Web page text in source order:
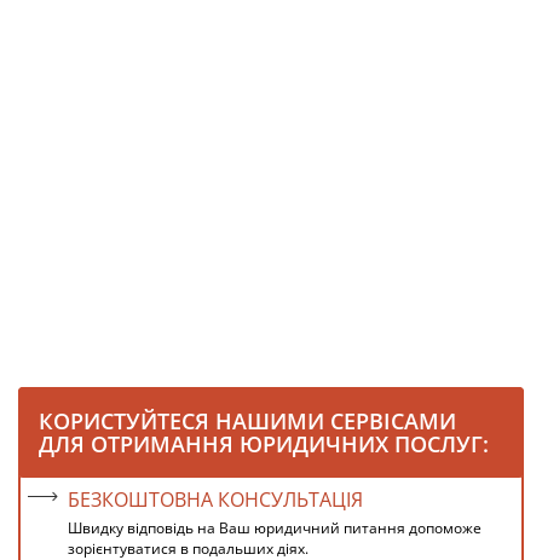
КОРИСТУЙТЕСЯ НАШИМИ СЕРВІСАМИ
ДЛЯ ОТРИМАННЯ ЮРИДИЧНИХ ПОСЛУГ:
БЕЗКОШТОВНА КОНСУЛЬТАЦІЯ
Швидку відповідь на Ваш юридичний питання допоможе
зорієнтуватися в подальших діях.